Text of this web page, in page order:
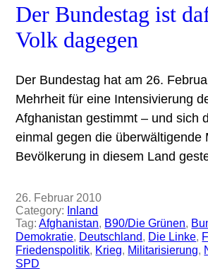
Der Bundestag ist
Volk dagegen
Der Bundestag hat am 26.
Mehrheit für eine Intensivierung
Afghanistan gestimmt – und sich
einmal gegen die überwältigende
Bevölkerung in diesem Land
26. Februar 2010
Category: Inland
Tag:Afghanistan, B90/Die Grünen,
Demokratie, Deutschland, Die Linke,
Friedenspolitik, Krieg, Militarisierung,
SPD